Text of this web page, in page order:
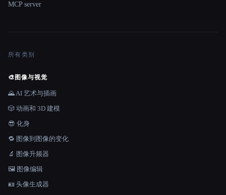
MCP server
所有类别
🎨 图像与视觉
🌄 AI 艺术与插画
🎲 动画和 3D 建模
😎 化身
🔁 图像到图像的变化
🔬 图像升频器
🖼️ 图像编辑
🪪 头像生成器